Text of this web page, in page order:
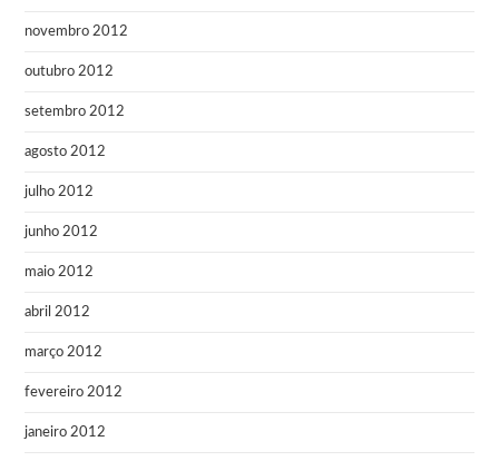
novembro 2012
outubro 2012
setembro 2012
agosto 2012
julho 2012
junho 2012
maio 2012
abril 2012
março 2012
fevereiro 2012
janeiro 2012